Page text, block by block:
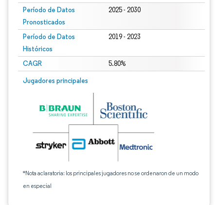
Período de Datos
Pronosticados
2025 - 2030
Período de Datos
Históricos
2019 - 2023
CAGR 5.80%
Jugadores principales
*Nota aclaratoria: los principales jugadores no se ordenaron de un modo
en especial